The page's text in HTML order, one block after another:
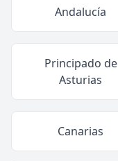
Andalucía
Principado de
Asturias
Canarias